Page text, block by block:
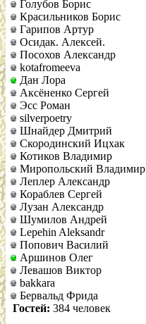
Голубов Борис
Красильников Борис
Гарипов Артур
Осидак. Алексей.
Посохов Александр
kotafromeeva
Дан Лора
Аксёненко Сергей
Эсс Роман
silverpoetry
Шнайдер Дмитрий
Скородинский Ицхак
Котиков Владимир
Миропольский Владимир
Леплер Александр
Кораблев Сергей
Лузан Александр
Шумилов Андрей
Lepehin Aleksandr
Попович Василий
Аршинов Олег
Левашов Виктор
bakkara
Бервальд Фрида
Гостей: 384 человек